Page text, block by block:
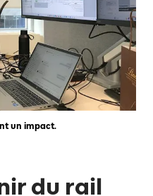
un impact.
du rail